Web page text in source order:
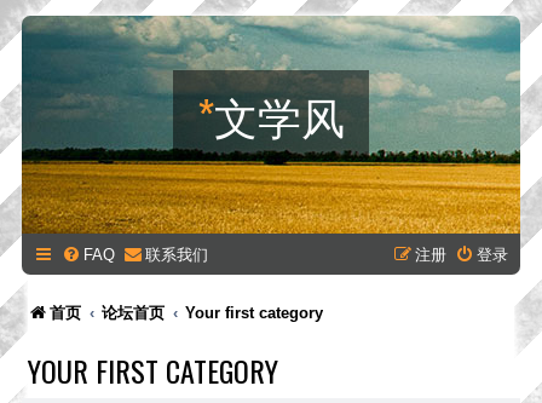
*文学风
FAQ 联系我们 登录
注册
首页 论坛首页 Your first category
YOUR FIRST CATEGORY